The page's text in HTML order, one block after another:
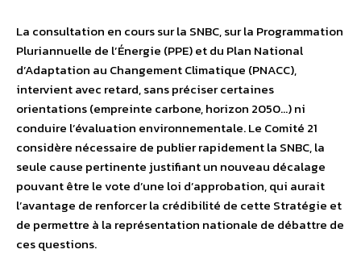
La consultation en cours sur la SNBC, sur la Programmation
Pluriannuelle de l’Énergie (PPE) et du Plan National
d’Adaptation au Changement Climatique (PNACC),
intervient avec retard, sans préciser certaines
orientations (empreinte carbone, horizon 2050…) ni
conduire l’évaluation environnementale. Le Comité 21
considère nécessaire de publier rapidement la SNBC, la
seule cause pertinente justifiant un nouveau décalage
pouvant être le vote d’une loi d’approbation, qui aurait
l’avantage de renforcer la crédibilité de cette Stratégie et
de permettre à la représentation nationale de débattre de
ces questions.